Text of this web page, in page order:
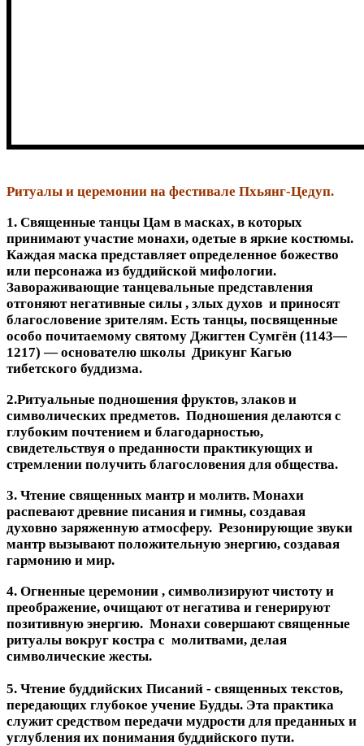
Ритуалы и церемонии на фестивале Пхьянг-Цедуп.
1. Священные танцы Цам в масках, в которых
принимают участие монахи, одетые в яркие костюмы.
Каждая маска представляет определенное божество
или персонажа из буддийской мифологии.
Завораживающие танцевальные представления
отгоняют негативные силы , злых духов и приносят
благословение зрителям. Есть танцы, посвященные
особо почитаемому святому Джигтен Сумгён (1143—
1217) — основателю школы Дрикунг Кагью
тибетского буддизма.
2.Ритуальные подношения фруктов, злаков и
символических предметов. Подношения делаются с
глубоким почтением и благодарностью,
свидетельствуя о преданности практикующих и
стремлении получить благословения для общества.
3. Чтение священных мантр и молитв. Монахи
распевают древние писания и гимны, создавая
духовно заряженную атмосферу. Резонирующие звуки
мантр вызывают положительную энергию, создавая
гармонию и мир.
4. Огненные церемонии , символизируют чистоту и
преображение, очищают от негатива и генерируют
позитивную энергию. Монахи совершают священные
ритуалы вокруг костра с молитвами, делая
символические жесты.
5. Чтение буддийских Писаний - священных текстов,
передающих глубокое учение Будды. Эта практика
служит средством передачи мудрости для преданных и
углубления их понимания буддийского пути.